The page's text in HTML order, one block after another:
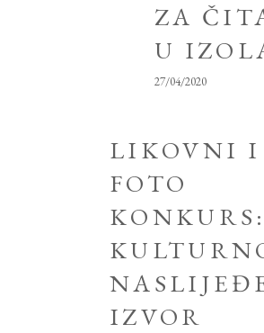
ZA
U
27/04/2020
LIKOVNI I
FOTO
KONKURS:
IZVOR